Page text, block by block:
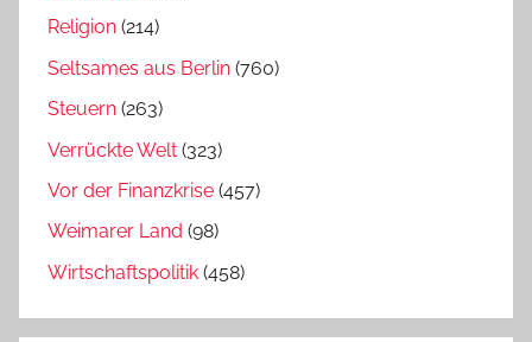
Religion (214)
Seltsames aus Berlin (760)
Steuern (263)
Verrückte Welt (323)
Vor der Finanzkrise (457)
Weimarer Land (98)
Wirtschaftspolitik (458)